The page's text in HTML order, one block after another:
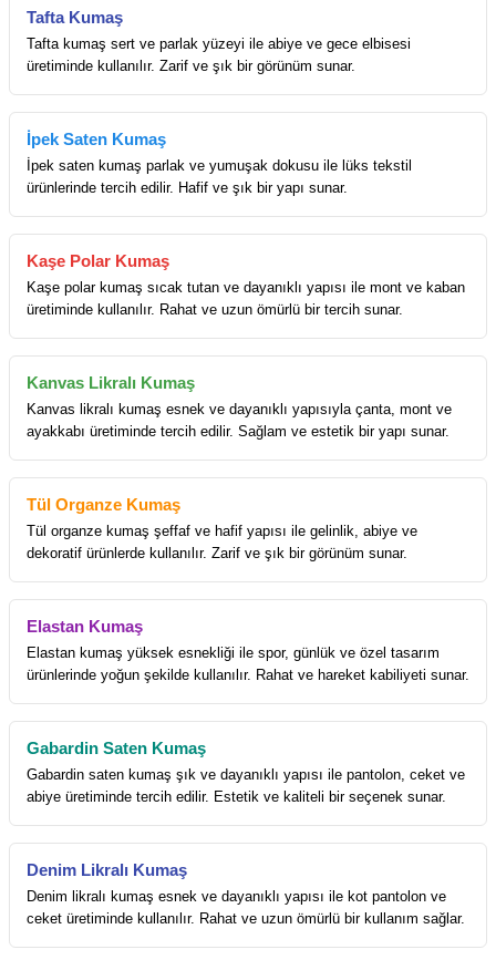
Tafta Kumaş
Tafta kumaş sert ve parlak yüzeyi ile abiye ve gece elbisesi
üretiminde kullanılır. Zarif ve şık bir görünüm sunar.
İpek Saten Kumaş
İpek saten kumaş parlak ve yumuşak dokusu ile lüks tekstil
ürünlerinde tercih edilir. Hafif ve şık bir yapı sunar.
Kaşe Polar Kumaş
Kaşe polar kumaş sıcak tutan ve dayanıklı yapısı ile mont ve kaban
üretiminde kullanılır. Rahat ve uzun ömürlü bir tercih sunar.
Kanvas Likralı Kumaş
Kanvas likralı kumaş esnek ve dayanıklı yapısıyla çanta, mont ve
ayakkabı üretiminde tercih edilir. Sağlam ve estetik bir yapı sunar.
Tül Organze Kumaş
Tül organze kumaş şeffaf ve hafif yapısı ile gelinlik, abiye ve
dekoratif ürünlerde kullanılır. Zarif ve şık bir görünüm sunar.
Elastan Kumaş
Elastan kumaş yüksek esnekliği ile spor, günlük ve özel tasarım
ürünlerinde yoğun şekilde kullanılır. Rahat ve hareket kabiliyeti sunar.
Gabardin Saten Kumaş
Gabardin saten kumaş şık ve dayanıklı yapısı ile pantolon, ceket ve
abiye üretiminde tercih edilir. Estetik ve kaliteli bir seçenek sunar.
Denim Likralı Kumaş
Denim likralı kumaş esnek ve dayanıklı yapısı ile kot pantolon ve
ceket üretiminde kullanılır. Rahat ve uzun ömürlü bir kullanım sağlar.